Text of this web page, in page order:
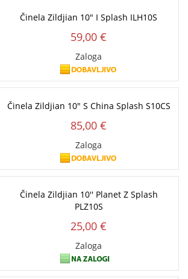
Činela Zildjian 10" I Splash ILH10S
59,00 €
Zaloga
Činela Zildjian 10" S China Splash S10CS
85,00 €
Zaloga
Činela Zildjian 10'' Planet Z Splash
PLZ10S
25,00 €
Zaloga